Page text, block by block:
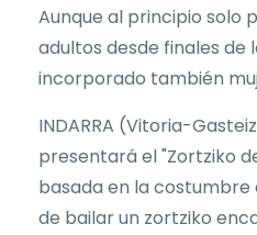
Aunque al principio solo
adultos desde finales de
incorporado también
INDARRA (Vitoria-
presentará el "Zortziko
basada en la costumbre
de bailar un zortziko